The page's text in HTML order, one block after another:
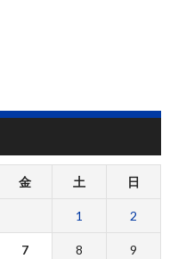
金 土 日
1 2
7 8 9